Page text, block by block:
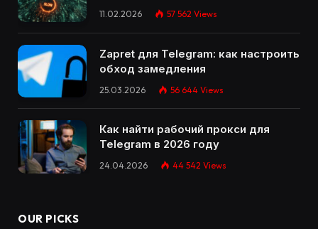
11.02.2026 57 562 Views
Zapret для Telegram: как настроить
обход замедления
25.03.2026 56 644 Views
Как найти рабочий прокси для
Telegram в 2026 году
24.04.2026 44 542 Views
OUR PICKS